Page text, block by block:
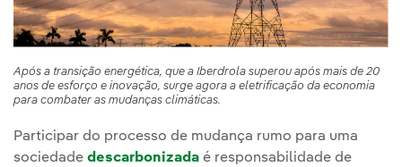
Após a transição energética, que a Iberdrola superou após mais de 20
anos de esforço e inovação, surge agora a eletrificação da economia
para combater as mudanças climáticas.
Participar do processo de mudança rumo para uma
sociedade descarbonizada é responsabilidade de